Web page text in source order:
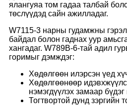
ялангуяа том гадаа талбай
төслүүдэд сайн ажилладаг.
W7115-3 нарны гудамжны гэрэл
байдал болон гаднах уур
хангадаг. W789B-6-тай адил
горимыг дэмждэг:
Хөдөлгөөн илэрсэн үед
Хөдөлгөөнөөр
нэмэгдүүлэх замаар бүдэг
Тогтвортой дунд зэргийн